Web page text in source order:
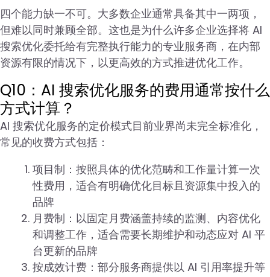
四个能力缺一不可。大多数企业通常具备其中一两项，
但难以同时兼顾全部。这也是为什么许多企业选择将 AI
搜索优化委托给有完整执行能力的专业服务商，在内部
资源有限的情况下，以更高效的方式推进优化工作。
Q10：AI 搜索优化服务的费用通常按什么
方式计算？
AI 搜索优化服务的定价模式目前业界尚未完全标准化，
常见的收费方式包括：
项目制：按照具体的优化范畴和工作量计算一次
性费用，适合有明确优化目标且资源集中投入的
品牌
月费制：以固定月费涵盖持续的监测、内容优化
和调整工作，适合需要长期维护和动态应对 AI 平
台更新的品牌
按成效计费：部分服务商提供以 AI 引用率提升等